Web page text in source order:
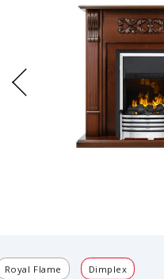
Royal Flame Dimplex